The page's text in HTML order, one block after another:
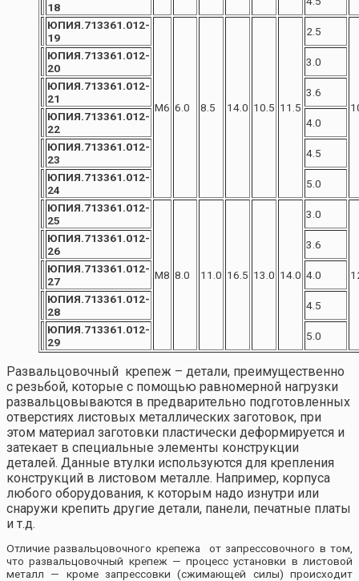
18
ЮПИЯ.713361.012-
19
М6 6.0 8.5 14.0 10.5 11.5
2.5
ЮПИЯ.713361.012-
20
3.0
ЮПИЯ.713361.012-
21
3.6
ЮПИЯ.713361.012-
22
4.0
ЮПИЯ.713361.012-
23
4.5
ЮПИЯ.713361.012-
24
5.0
ЮПИЯ.713361.012-
25
М8 8.0 11.0 16.5 13.0 14.0
3.0
ЮПИЯ.713361.012-
26
3.6
ЮПИЯ.713361.012-
27
4.0
ЮПИЯ.713361.012-
28
4.5
ЮПИЯ.713361.012-
29
5.0
Развальцовочный крепеж – детали, преимущественно
с резьбой, которые с помощью равномерной нагрузки
развальцовываются в предварительно подготовленных
отверстиях листовых металлических заготовок, при
этом материал заготовки пластически деформируется и
затекает в специальные элементы конструкции
деталей. Данные втулки используются для крепления
конструкций в листовом металле. Например, корпуса
любого оборудования, к которым надо изнутри или
снаружи крепить другие детали, панели, печатные платы
и т.д.
Отличие развальцовочного крепежа от запрессовочного в том,
что развальцовочный крепеж — процесс установки в листовой
металл — кроме запрессовки (сжимающей силы) происходит